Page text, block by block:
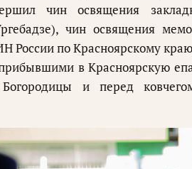
чин освящения
чин освящения
России по Красноярскому
в Красноярскую
и перед